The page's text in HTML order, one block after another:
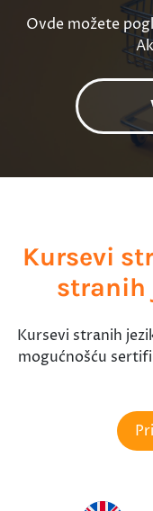
Ovde možete
Kursevi
stranih
Kursevi stranih
mogućnošću